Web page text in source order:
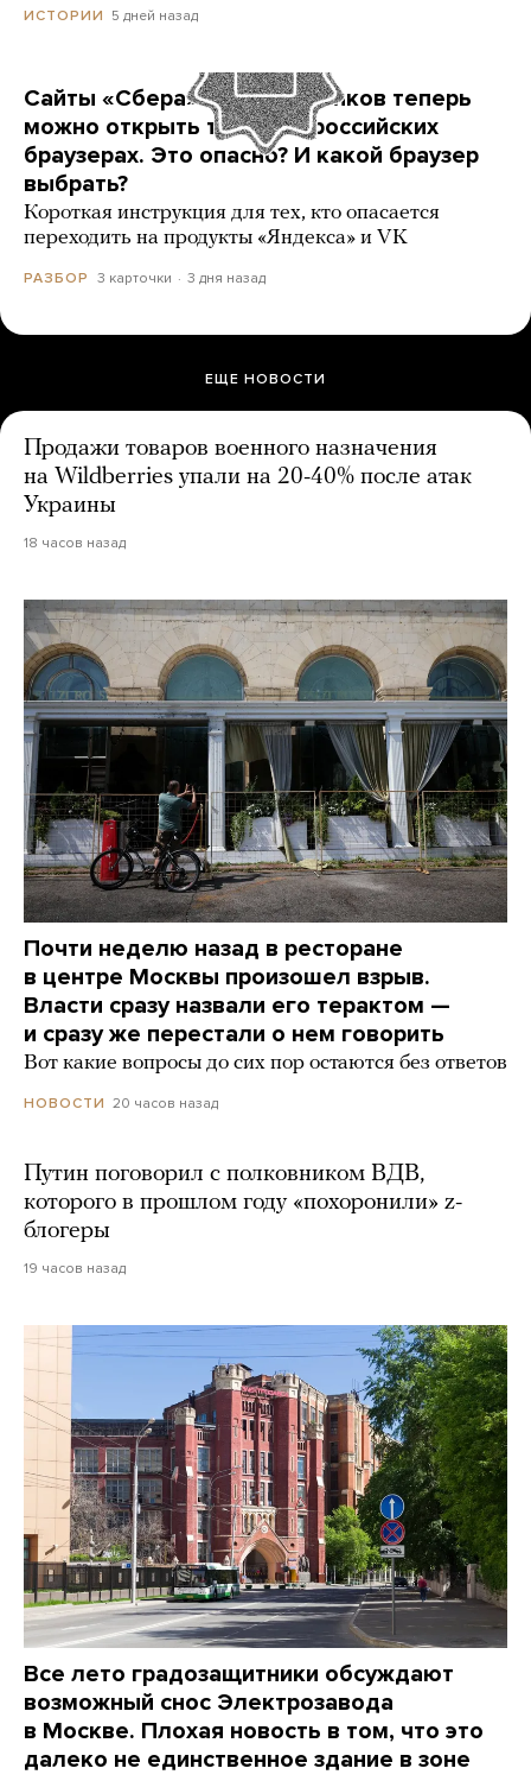
ИСТОРИИ 5 дней назад
Сайты «Сбера» и других банков теперь
можно открыть только в российских
браузерах. Это опасно? И какой браузер
выбрать?
Короткая инструкция для тех, кто опасается
переходить на продукты «Яндекса» и VK
РАЗБОР 3 карточки 3 дня назад
ЕЩЕ НОВОСТИ
Продажи товаров военного назначения
на Wildberries упали на 20-40% после атак
Украины
18 часов назад
Почти неделю назад в ресторане
в центре Москвы произошел взрыв.
Власти сразу назвали его терактом —
и сразу же перестали о нем говорить
Вот какие вопросы до сих пор остаются без ответов
НОВОСТИ 20 часов назад
Путин поговорил с полковником ВДВ,
которого в прошлом году «похоронили» z-
блогеры
19 часов назад
Все лето градозащитники обсуждают
возможный снос Электрозавода
в Москве. Плохая новость в том, что это
далеко не единственное здание в зоне